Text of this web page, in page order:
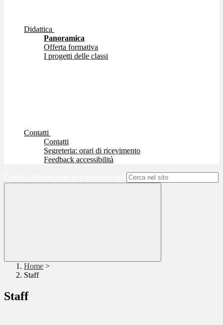
Didattica
Panoramica
Offerta formativa
I progetti delle classi
Contatti
Contatti
Segreteria: orari di ricevimento
Feedback accessibilità
Home >
Staff
Staff